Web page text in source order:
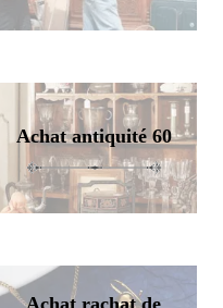
Achat antiquité 60
Achat rachat de